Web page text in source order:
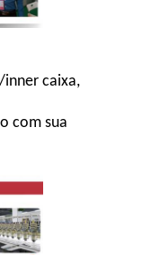
caixa,
com sua